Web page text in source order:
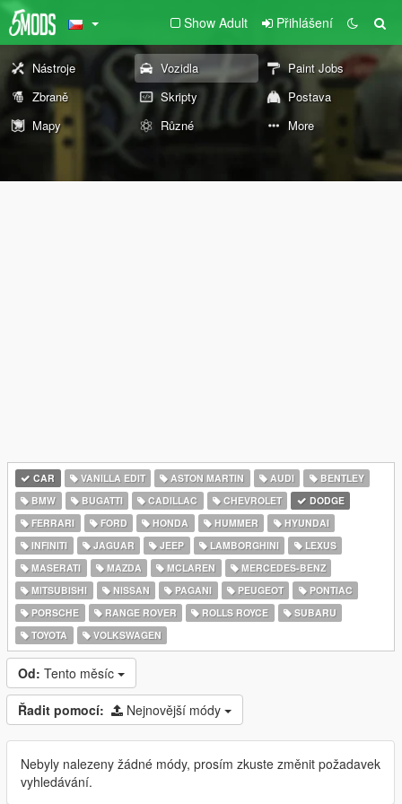
Show Adult Přihlášení
Nástroje Vozidla
Paint Jobs
Zbraně
Skripty
Postava
Mapy
Různé More
CAR VANILLA EDIT ASTON MARTIN AUDI
BENTLEY
BMW
BUGATTI CADILLAC CHEVROLET
DODGE
FERRARI
FORD HONDA HUMMER
HYUNDAI
INFINITI
JAGUAR JEEP LAMBORGHINI
LEXUS
MASERATI
MAZDA MCLAREN
MERCEDES-BENZ
MITSUBISHI
NISSAN PAGANI PEUGEOT
PONTIAC
PORSCHE
RANGE ROVER ROLLS ROYCE
SUBARU
TOYOTA
VOLKSWAGEN
Od: Tento měsíc
Řadit pomocí: Nejnovější módy
Nebyly nalezeny žádné módy, prosím zkuste změnit požadavek
vyhledávání.